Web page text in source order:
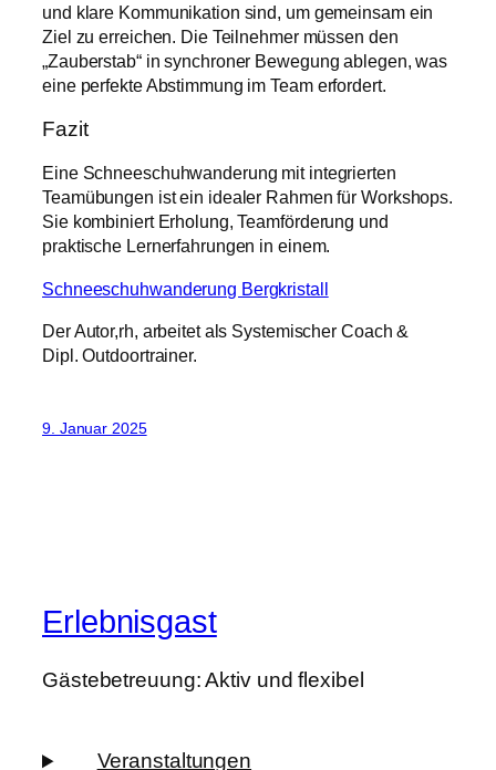
und klare Kommunikation sind, um gemeinsam ein
Ziel zu erreichen. Die Teilnehmer müssen den
„Zauberstab“ in synchroner Bewegung ablegen, was
eine perfekte Abstimmung im Team erfordert.
Fazit
Eine Schneeschuhwanderung mit integrierten
Teamübungen ist ein idealer Rahmen für Workshops.
Sie kombiniert Erholung, Teamförderung und
praktische Lernerfahrungen in einem.
Schneeschuhwanderung Bergkristall
Der Autor,rh, arbeitet als Systemischer Coach &
Dipl. Outdoortrainer.
9. Januar 2025
Erlebnisgast
Gästebetreuung: Aktiv und flexibel
Veranstaltungen